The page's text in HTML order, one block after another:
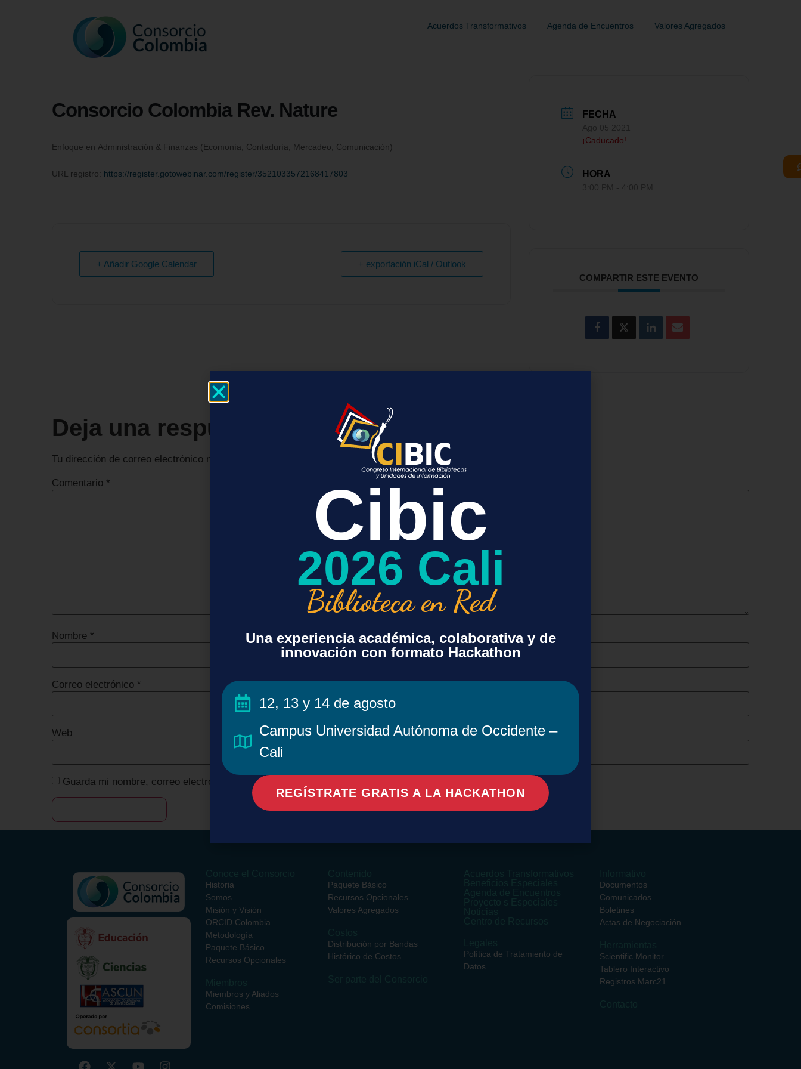
Acuerdos Transformativos Agenda de Encuentros Valores Agregados
Consorcio Colombia Rev. Nature
Enfoque en Administración & Finanzas (Ecomonía, Contaduría, Mercadeo, Comunicación)
URL registro: https://register.gotowebinar.com/register/3521033572168417803
+ Añadir Google Calendar + exportación iCal / Outlook
FECHA
¡Caducado!
HORA
COMPARTIR ESTE EVENTO
Deja una respuesta
Tu dirección de correo electrónico no será publicada. Los campos obligatorios están marcados con
Comentario *
Nombre *
Correo electrónico *
Web
Guarda mi nombre, correo electrónico y web en este navegador para la próxima vez que comente.
Historia
Somos
Misión y Visión
ORCID Colombia
Metodología
Paquete Básico
Recursos Opcionales
Miembros y Aliados
Comisiones
Paquete Básico
Recursos Opcionales
Valores Agregados
Distribución por Bandas
Histórico de Costos
Política de Tratamiento de
Datos
Documentos
Comunicados
Boletines
Actas de Negociación
Scientific Monitor
Tablero Interactivo
Registros Marc21
Cibic
2026 Cali
Biblioteca en Red
Una experiencia académica, colaborativa y de
innovación con formato Hackathon
12, 13 y 14 de agosto
Campus Universidad Autónoma de Occidente –
Cali
REGÍSTRATE GRATIS A LA HACKATHON